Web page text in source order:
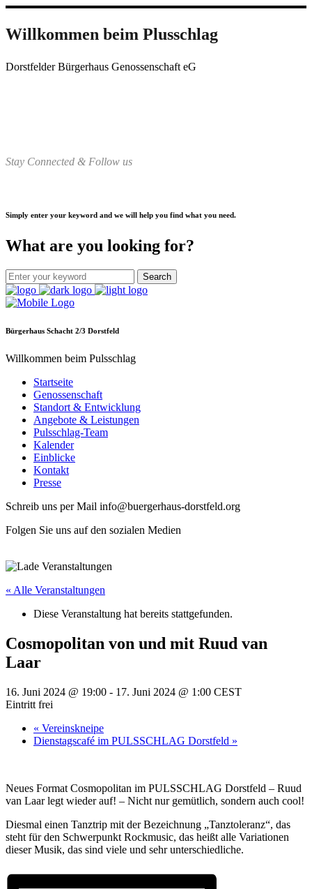
Willkommen beim Plusschlag
Dorstfelder Bürgerhaus Genossenschaft eG
Stay Connected & Follow us
Simply enter your keyword and we will help you find what you need.
What are you looking for?
Bürgerhaus Schacht 2/3 Dorstfeld
Willkommen beim Pulsschlag
Startseite
Genossenschaft
Standort & Entwicklung
Angebote & Leistungen
Pulsschlag-Team
Kalender
Einblicke
Kontakt
Presse
Schreib uns per Mail info@buergerhaus-dorstfeld.org
Folgen Sie uns auf den sozialen Medien
« Alle Veranstaltungen
Diese Veranstaltung hat bereits stattgefunden.
Cosmopolitan von und mit Ruud van
Laar
16. Juni 2024 @ 19:00 - 17. Juni 2024 @ 1:00 CEST
Eintritt frei
« Vereinskneipe
Dienstagscafé im PULSSCHLAG Dorstfeld »
Neues Format Cosmopolitan im PULSSCHLAG Dorstfeld – Ruud
van Laar legt wieder auf! – Nicht nur gemütlich, sondern auch cool!
Diesmal einen Tanztrip mit der Bezeichnung „Tanztoleranz“, das
steht für den Schwerpunkt Rockmusic, das heißt alle Variationen
dieser Musik, das sind viele und sehr unterschiedliche.